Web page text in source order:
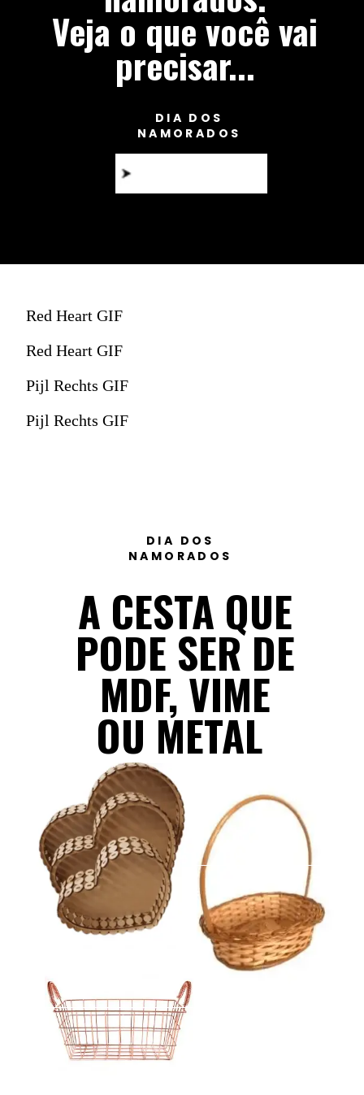
DIA DOS
NAMORADOS
Veja o que você vai
precisar...
Red Heart GIF
Red Heart GIF
Pijl Rechts GIF
Pijl Rechts GIF
DIA DOS
NAMORADOS
A CESTA QUE
PODE SER DE
MDF, VIME
OU METAL